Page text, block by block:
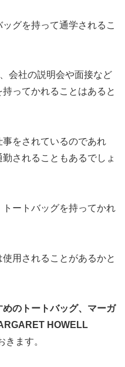
グを持って通学されるこ
会社の説明会や面接など
ってかれることはあると
をされているのであれ
されることもあるでしょ
ートバッグを持ってかれ
用されることがあるかと
めのトートバッグ、マーガ
HOWELL
きます。